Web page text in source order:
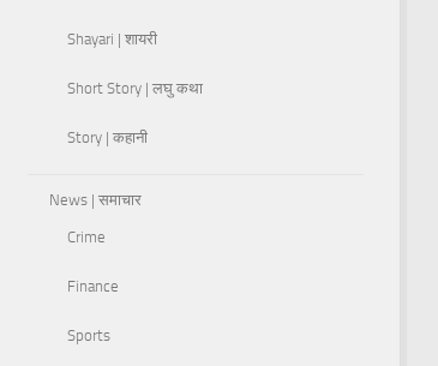
Shayari | शायरी
Short Story | लघु कथा
Story | कहानी
News | समाचार
Crime
Finance
Sports